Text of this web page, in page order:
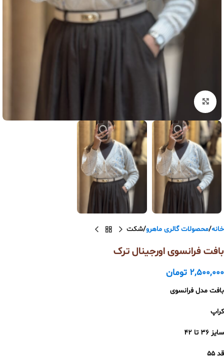
بزرگنمایی تصویر
خانه محصولات گالری ماهرو شکت
بافت فرانسوی اورجینال ترک
2,500,000 تومان
بافت مدل فرانسوی
کراپ
سایز ۳۶ تا ۴۲
قد ۵۵